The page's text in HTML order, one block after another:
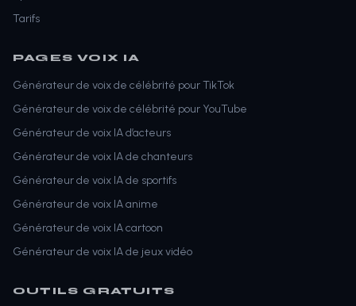
Tarifs
PAGES VOIX IA
Générateur de voix de célébrité pour TikTok
Générateur de voix de célébrité pour YouTube
Générateur de voix IA d’acteurs
Générateur de voix IA de chanteurs
Générateur de voix IA de sportifs
Générateur de voix IA anime
Générateur de voix IA cartoon
Générateur de voix IA de jeux vidéo
OUTILS GRATUITS